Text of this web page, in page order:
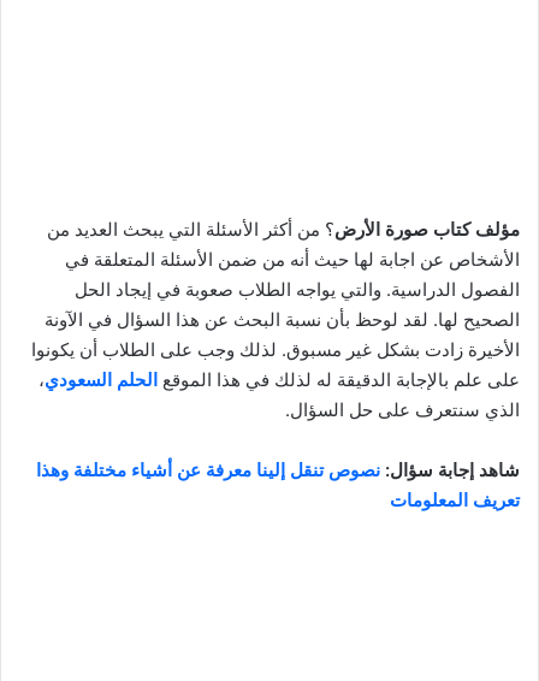
مؤلف كتاب صورة الأرض؟ من أكثر الأسئلة التي يبحث العديد من
الأشخاص عن اجابة لها حيث أنه من ضمن الأسئلة المتعلقة في
الفصول الدراسية. والتي يواجه الطلاب صعوبة في إيجاد الحل
الصحيح لها. لقد لوحظ بأن نسبة البحث عن هذا السؤال في الآونة
الأخيرة زادت بشكل غير مسبوق. لذلك وجب على الطلاب أن يكونوا
على علم بالإجابة الدقيقة له لذلك في هذا الموقع الحلم السعودي،
الذي سنتعرف على حل السؤال.
شاهد إجابة سؤال: نصوص تنقل إلينا معرفة عن أشياء مختلفة وهذا
تعريف المعلومات